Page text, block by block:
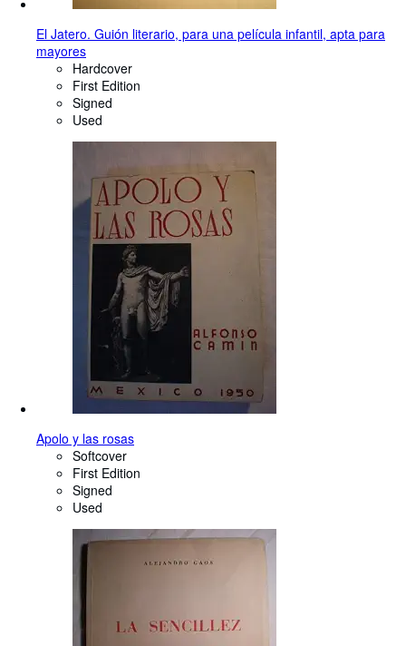
El Jatero. Guión literario, para una película infantil, apta para
mayores
Hardcover
First Edition
Signed
Used
Apolo y las rosas
Softcover
First Edition
Signed
Used